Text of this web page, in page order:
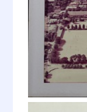
昭
運
し
便